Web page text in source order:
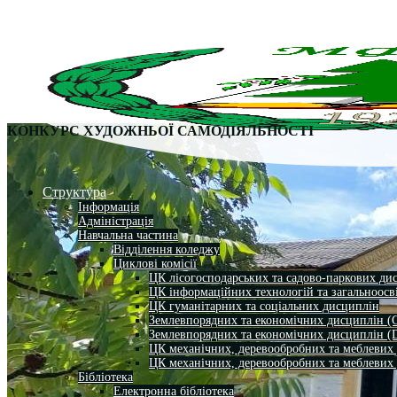
Структура
Інформація
Адміністрація
Навчальна частина
Відділення коледжу
Циклові комісії
ЦК лісогосподарських та садово-паркових
ЦК інформаційних технологій та
ЦК гуманітарних та соціальних дисциплін
Землевпорядних та економічних дисциплін
Землевпорядних та економічних дисциплін
ЦК механічних, деревообробних та
ЦК механічних, деревообробних та
Бібліотека
Електронна бібліотека
КОНКУРС ХУДОЖНЬОЇ САМОДІЯЛЬНОСТІ